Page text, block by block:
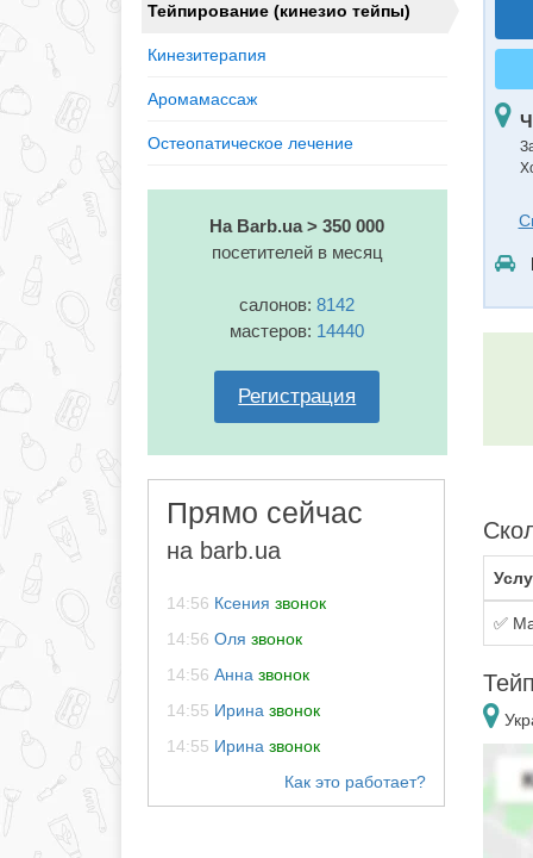
Тейпирование (кинезио тейпы)
Кинезитерапия
Аромамассаж
Остеопатическое лечение
На Barb.ua > 350 000
посетителей в месяц
салонов:8142
мастеров: 14440
Регистрация
Прямо сейчас
на barb.ua
14:56 Ксения звонок
14:56 Оля звонок
14:56 Анна звонок
14:55 Ирина звонок
14:55 Ирина звонок
✅